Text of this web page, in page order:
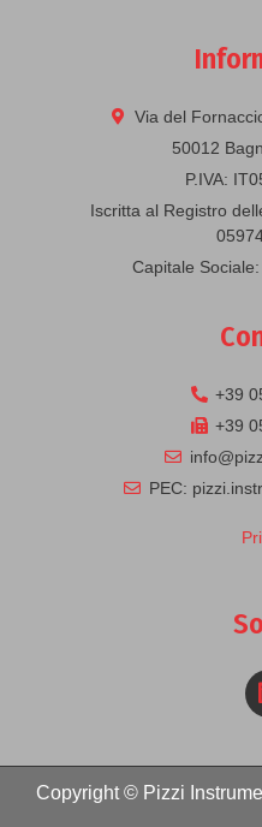
Via del
50012
P.IVA:
Iscritta al Registro
Capitale
+39
+39
PEC:
Copyright © Pizzi